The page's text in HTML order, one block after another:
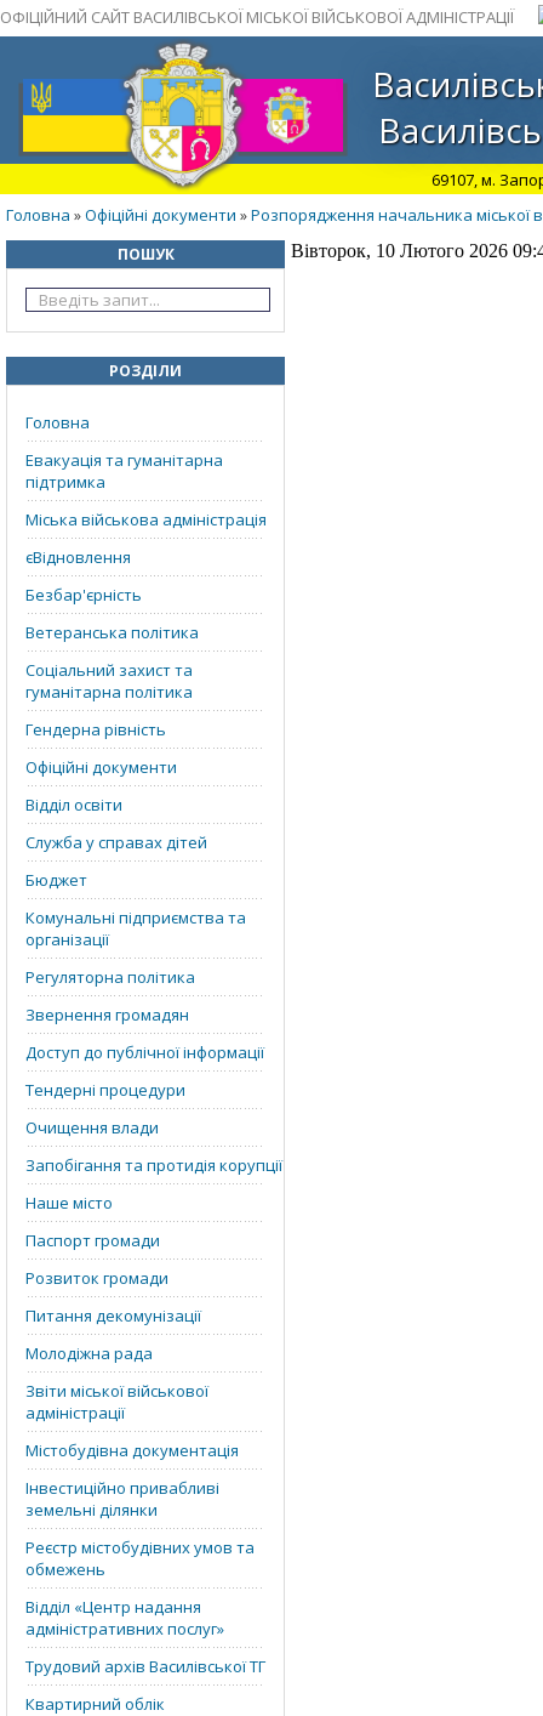
ОФІЦІЙНИЙ САЙТ ВАСИЛІВСЬКОЇ МІСЬКОЇ ВІЙСЬКОВОЇ АДМІНІСТРАЦІЇ
69107, м.
Головна »Офіційні документи »Розпорядження начальника міської
ПОШУК
РОЗДІЛИ
Головна
Евакуація та гуманітарна
підтримка
Міська військова адміністрація
єВідновлення
Безбар'єрність
Ветеранська політика
Соціальний захист та
гуманітарна політика
Гендерна рівність
Офіційні документи
Відділ освіти
Служба у справах дітей
Бюджет
Комунальні підприємства та
організації
Регуляторна політика
Звернення громадян
Доступ до публічної інформації
Тендерні процедури
Очищення влади
Запобігання та протидія корупції
Наше місто
Паспорт громади
Розвиток громади
Питання декомунізації
Молодіжна рада
Звіти міської військової
адміністрації
Містобудівна документація
Інвестиційно привабливі
земельні ділянки
Реєстр містобудівних умов та
обмежень
Відділ «‎Центр надання
адміністративних послуг»
Трудовий архів Василівської ТГ
Квартирний облік
Вівторок, 10 Лютого 2026